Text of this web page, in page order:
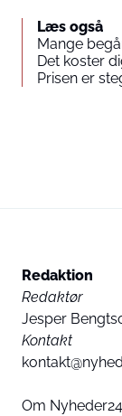
Læs også
Mange
Det koster
Prisen er
Redaktion
Redaktør
Jesper
Kontakt
Om Nyheder24